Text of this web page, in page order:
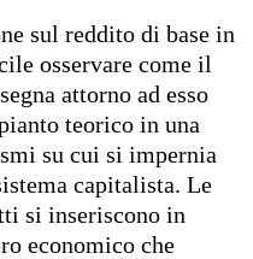
sul reddito di base in
osservare come il
attorno ad esso
teorico in una
su cui si impernia
capitalista. Le
si inseriscono in
economico che